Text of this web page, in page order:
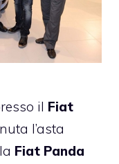
il Fiat
l’asta
Fiat Panda